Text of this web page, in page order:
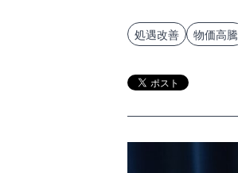
処遇改善 物価高騰